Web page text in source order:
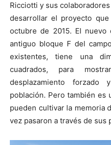
Ricciotti y sus
desarrollar el proyecto
octubre de 2015. El
antiguo bloque F del
existentes, tiene una
cuadrados, para
desplazamiento
población. Pero también es
pueden cultivar la memoria
vez pasaron a través de sus